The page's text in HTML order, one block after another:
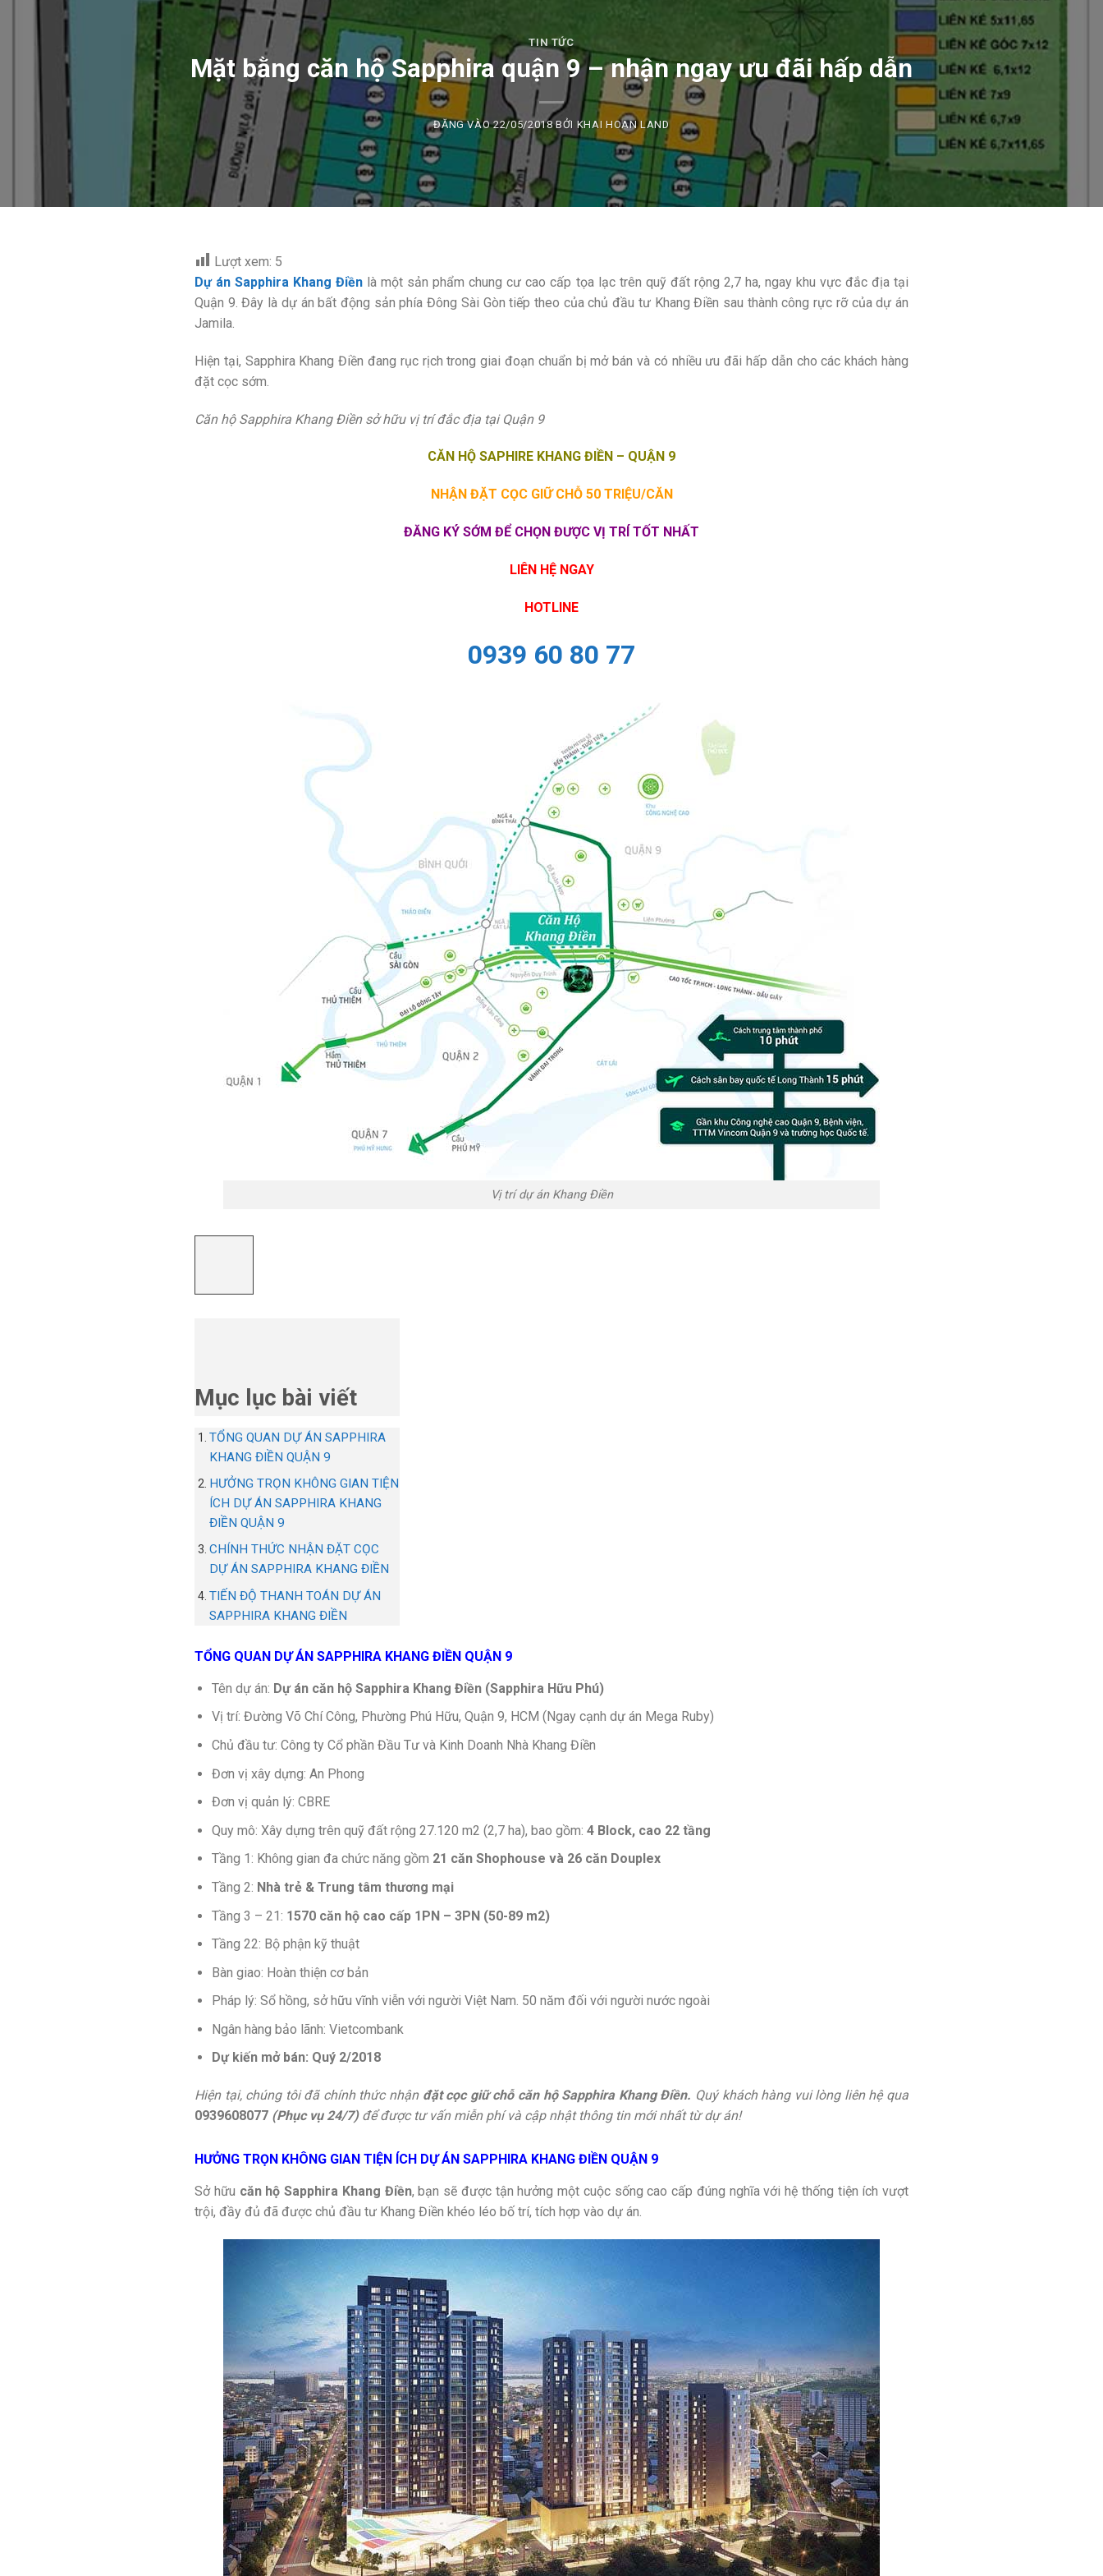
TIN TỨC
Mặt bằng căn hộ Sapphira quận 9 – nhận ngay ưu đãi hấp dẫn
ĐĂNG VÀO22/05/2018 BỞI KHAI HOAN LAND
Lượt xem: 5
Dự án Sapphira Khang Điền là một sản phẩm chung cư cao cấp tọa lạc trên quỹ đất rộng 2,7 ha, ngay khu vực đắc địa tại
Quận 9. Đây là dự án bất động sản phía Đông Sài Gòn tiếp theo của chủ đầu tư Khang Điền sau thành công rực rỡ của dự án
Jamila.
Hiện tại, Sapphira Khang Điền đang rục rịch trong giai đoạn chuẩn bị mở bán và có nhiều ưu đãi hấp dẫn cho các khách hàng
đặt cọc sớm.
Căn hộ Sapphira Khang Điền sở hữu vị trí đắc địa tại Quận 9
CĂN HỘ SAPHIRE KHANG ĐIỀN – QUẬN 9
NHẬN ĐẶT CỌC GIỮ CHỖ 50 TRIỆU/CĂN
ĐĂNG KÝ SỚM ĐỂ CHỌN ĐƯỢC VỊ TRÍ TỐT NHẤT
LIÊN HỆ NGAY
HOTLINE
0939 60 80 77
Vị trí dự án Khang Điền
Mục lục bài viết
TỔNG QUAN DỰ ÁN SAPPHIRA
KHANG ĐIỀN QUẬN 9
HƯỞNG TRỌN KHÔNG GIAN TIỆN
ÍCH DỰ ÁN SAPPHIRA KHANG
ĐIỀN QUẬN 9
CHÍNH THỨC NHẬN ĐẶT CỌC
DỰ ÁN SAPPHIRA KHANG ĐIỀN
TIẾN ĐỘ THANH TOÁN DỰ ÁN
SAPPHIRA KHANG ĐIỀN
TỔNG QUAN DỰ ÁN SAPPHIRA KHANG ĐIỀN QUẬN 9
Tên dự án: Dự án căn hộ Sapphira Khang Điền (Sapphira Hữu Phú)
Vị trí: Đường Võ Chí Công, Phường Phú Hữu, Quận 9, HCM (Ngay cạnh dự án Mega Ruby)
Chủ đầu tư: Công ty Cổ phần Đầu Tư và Kinh Doanh Nhà Khang Điền
Đơn vị xây dựng: An Phong
Đơn vị quản lý: CBRE
Quy mô: Xây dựng trên quỹ đất rộng 27.120 m2 (2,7 ha), bao gồm: 4 Block, cao 22 tầng
Tầng 1: Không gian đa chức năng gồm 21 căn Shophouse và 26 căn Douplex
Tầng 2: Nhà trẻ & Trung tâm thương mại
Tầng 3 – 21: 1570 căn hộ cao cấp 1PN – 3PN (50-89 m2)
Tầng 22: Bộ phận kỹ thuật
Bàn giao: Hoàn thiện cơ bản
Pháp lý: Sổ hồng, sở hữu vĩnh viễn với người Việt Nam. 50 năm đối với người nước ngoài
Ngân hàng bảo lãnh: Vietcombank
Dự kiến mở bán: Quý 2/2018
Hiện tại, chúng tôi đã chính thức nhận đặt cọc giữ chỗ căn hộ Sapphira Khang Điền. Quý khách hàng vui lòng liên hệ qua
0939608077 (Phục vụ 24/7) để được tư vấn miễn phí và cập nhật thông tin mới nhất từ dự án!
HƯỞNG TRỌN KHÔNG GIAN TIỆN ÍCH DỰ ÁN SAPPHIRA KHANG ĐIỀN QUẬN 9
Sở hữu căn hộ Sapphira Khang Điền, bạn sẽ được tận hưởng một cuộc sống cao cấp đúng nghĩa với hệ thống tiện ích vượt
trội, đầy đủ đã được chủ đầu tư Khang Điền khéo léo bố trí, tích hợp vào dự án.